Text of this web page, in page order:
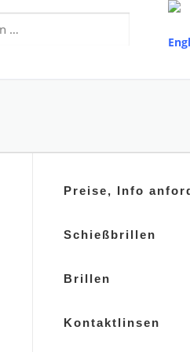
Preise, Info
Schießbrillen
Brillen
Kontaktlinsen